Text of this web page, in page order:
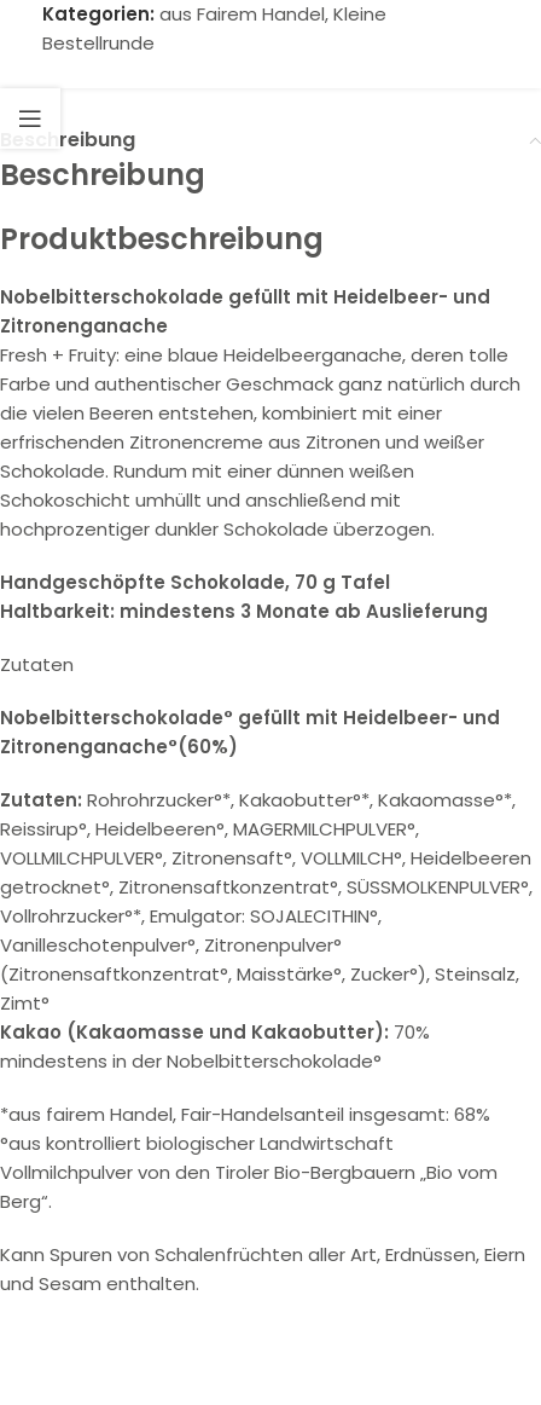
Kategorien: aus Fairem Handel,Kleine
Bestellrunde
Beschreibung
Beschreibung
Produktbeschreibung
Nobelbitterschokolade gefüllt mit Heidelbeer- und
Zitronenganache
Fresh + Fruity: eine blaue Heidelbeerganache, deren tolle
Farbe und authentischer Geschmack ganz natürlich durch
die vielen Beeren entstehen, kombiniert mit einer
erfrischenden Zitronencreme aus Zitronen und weißer
Schokolade. Rundum mit einer dünnen weißen
Schokoschicht umhüllt und anschließend mit
hochprozentiger dunkler Schokolade überzogen.
Handgeschöpfte Schokolade, 70 g Tafel
Haltbarkeit: mindestens 3 Monate ab Auslieferung
Zutaten
Nobelbitterschokolade° gefüllt mit Heidelbeer- und
Zitronenganache°(60%)
Zutaten: Rohrohrzucker°*, Kakaobutter°*, Kakaomasse°*,
Reissirup°, Heidelbeeren°, MAGERMILCHPULVER°,
VOLLMILCHPULVER°, Zitronensaft°, VOLLMILCH°, Heidelbeeren
getrocknet°, Zitronensaftkonzentrat°, SÜSSMOLKENPULVER°,
Vollrohrzucker°*, Emulgator: SOJALECITHIN°,
Vanilleschotenpulver°, Zitronenpulver°
(Zitronensaftkonzentrat°, Maisstärke°, Zucker°), Steinsalz,
Zimt°
Kakao (Kakaomasse und Kakaobutter): 70%
mindestens in der Nobelbitterschokolade°
*aus fairem Handel, Fair-Handelsanteil insgesamt: 68%
°aus kontrolliert biologischer Landwirtschaft
Vollmilchpulver von den Tiroler Bio-Bergbauern „Bio vom
Berg“.
Kann Spuren von Schalenfrüchten aller Art, Erdnüssen, Eiern
und Sesam enthalten.